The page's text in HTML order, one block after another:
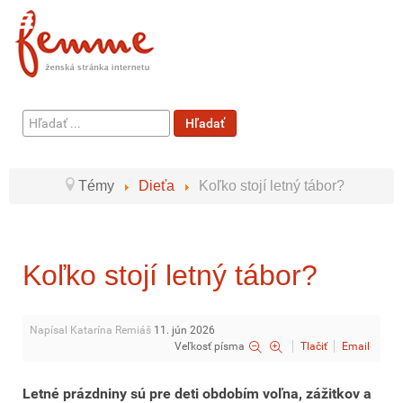
Hľadať
...
Hľadať
Témy Dieťa Koľko stojí letný tábor?
Koľko stojí letný tábor?
Napísal Katarína Remiáš 11. jún 2026
Veľkosť písma
Tlačiť Email
Letné prázdniny sú pre deti obdobím voľna, zážitkov a